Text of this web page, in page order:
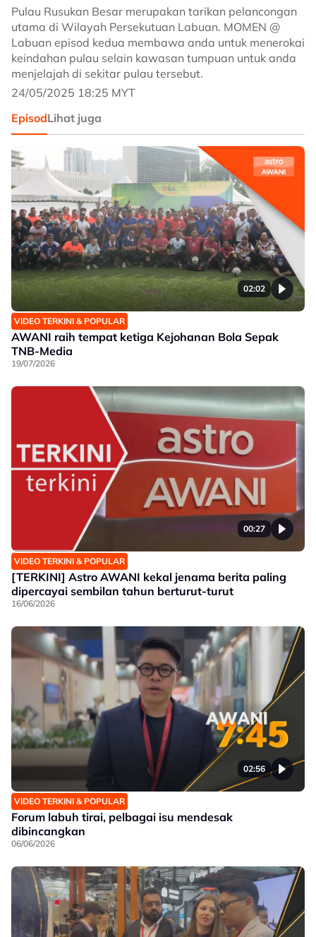
Pulau Rusukan Besar merupakan tarikan pelancongan
utama di Wilayah Persekutuan Labuan. MOMEN @
Labuan episod kedua membawa anda untuk menerokai
keindahan pulau selain kawasan tumpuan untuk anda
menjelajah di sekitar pulau tersebut.
24/05/2025 18:25 MYT
EpisodLihat juga
02:02
VIDEO TERKINI & POPULAR
AWANI raih tempat ketiga Kejohanan Bola Sepak
TNB-Media
19/07/2026
00:27
VIDEO TERKINI & POPULAR
[TERKINI] Astro AWANI kekal jenama berita paling
dipercayai sembilan tahun berturut-turut
16/06/2026
02:56
VIDEO TERKINI & POPULAR
Forum labuh tirai, pelbagai isu mendesak
dibincangkan
06/06/2026